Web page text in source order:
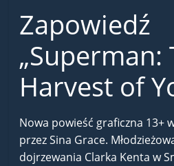
Zapowiedź
„Superman:
Harvest of
Nowa powieść graficzna 13+
przez Sina Grace.
dojrzewania Clarka Kenta w